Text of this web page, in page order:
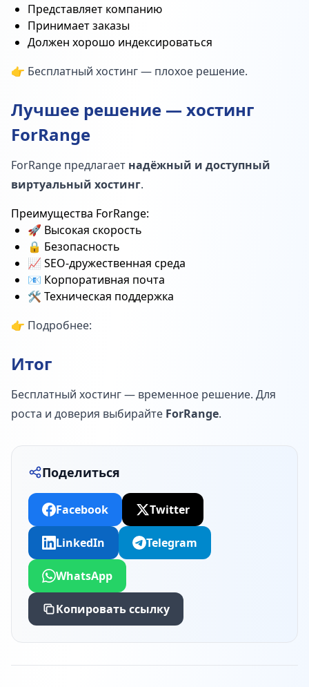
Представляет компанию
Принимает заказы
Должен хорошо индексироваться
👉 Бесплатный хостинг — плохое решение.
Лучшее решение — хостинг
ForRange
ForRange предлагает надёжный и доступный
виртуальный хостинг.
Преимущества ForRange:
🚀 Высокая скорость
🔒 Безопасность
📈 SEO-дружественная среда
📧 Корпоративная почта
🛠️ Техническая поддержка
👉 Подробнее:
Итог
Бесплатный хостинг — временное решение. Для
роста и доверия выбирайте ForRange.
Поделиться
Facebook Twitter
LinkedIn Telegram
WhatsApp
Копировать ссылку